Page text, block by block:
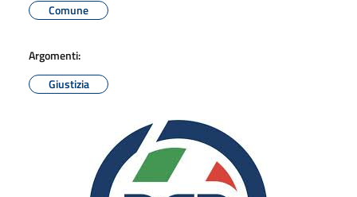
Comune
Argomenti:
Giustizia